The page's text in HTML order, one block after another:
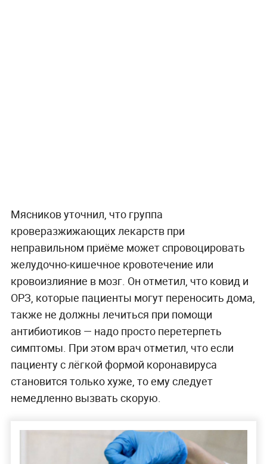
Мясников уточнил, что группа
кроверазжижающих лекарств при
неправильном приёме может спровоцировать
желудочно-кишечное кровотечение или
кровоизлияние в мозг. Он отметил, что ковид и
ОРЗ, которые пациенты могут переносить дома,
также не должны лечиться при помощи
антибиотиков — надо просто перетерпеть
симптомы. При этом врач отметил, что если
пациенту с лёгкой формой коронавируса
становится только хуже, то ему следует
немедленно вызвать скорую.